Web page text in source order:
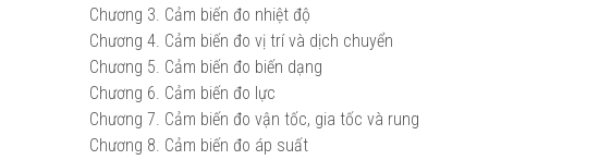
Chương 3. Cảm biến đo nhiệt độ
Chương 4. Cảm biến đo vị trí và dịch chuyển
Chương 5. Cảm biến đo biến dạng
Chương 6. Cảm biến đo lực
Chương 7. Cảm biến đo vận tốc, gia tốc và rung
Chương 8. Cảm biến đo áp suất